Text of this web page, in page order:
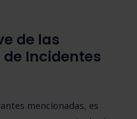
de las
Incidentes
mencionadas, es